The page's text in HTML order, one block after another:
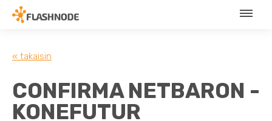
« takaisin
CONFIRMA NETBARON -
KONEFUTUR